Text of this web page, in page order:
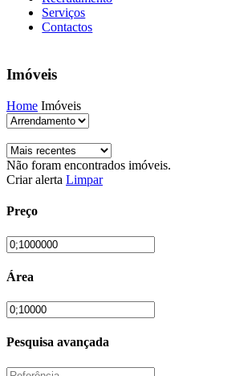
Serviços
Contactos
Imóveis
Home Imóveis
Não foram encontrados imóveis.
Criar alerta Limpar
Preço
Área
Pesquisa avançada